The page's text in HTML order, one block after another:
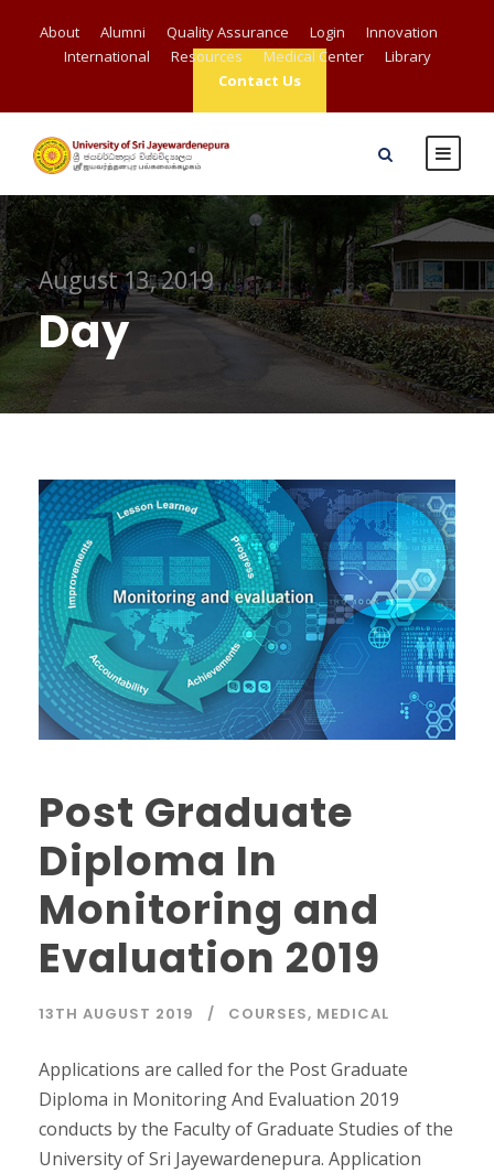
About Alumni Quality Assurance Login
Innovation
International
Resources Medical Center
Library
Contact Us
August 13, 2019
Day
Post Graduate
Diploma In
Monitoring and
Evaluation 2019
13TH AUGUST 2019 COURSES, MEDICAL
Applications are called for the Post Graduate
Diploma in Monitoring And Evaluation 2019
conducts by the Faculty of Graduate Studies of the
University of Sri Jayewardenepura. Application